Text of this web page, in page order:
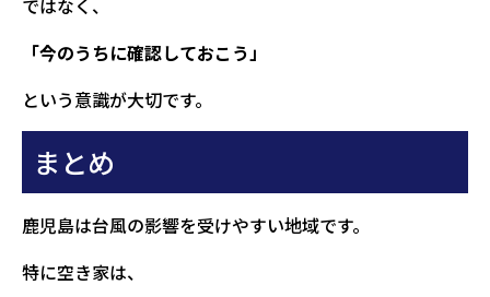
ではなく、
「今のうちに確認しておこう」
という意識が大切です。
まとめ
鹿児島は台風の影響を受けやすい地域です。
特に空き家は、